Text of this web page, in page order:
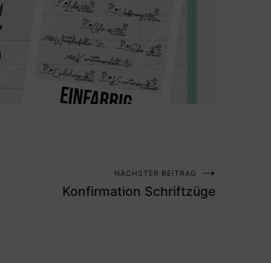
NÄCHSTER BEITRAG
Konfirmation Schriftzüge